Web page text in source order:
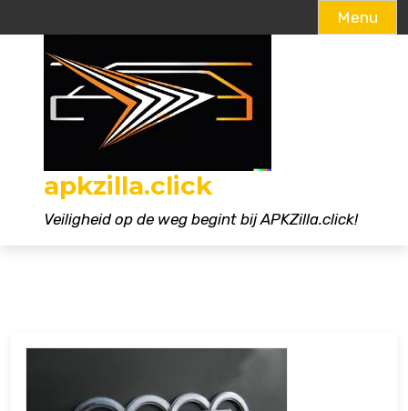
Menu
apkzilla.click
Veiligheid op de weg begint bij APKZilla.click!